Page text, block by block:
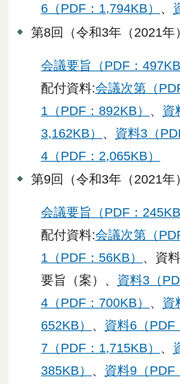
6（PDF：1,794KB） 、
第8回（令和3年（2021年
会議要旨（PDF：497KB
配付資料:会議次第（
1（PDF：892KB） 、 資
3,162KB） 、 資料3（
4（PDF：2,065KB）
第9回（令和3年（2021年
会議要旨（PDF：245KB
配付資料:会議次第（
1（PDF：56KB） 、資
要旨（案）、 資料3（
4（PDF：700KB） 、 資
652KB） 、 資料6（PDF
7（PDF：1,715KB） 、
385KB） 、 資料9（PDF